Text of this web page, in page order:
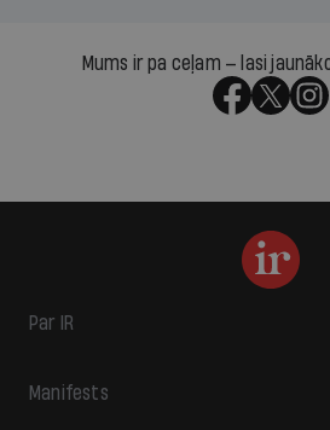
Mums ir pa ceļam — lasi
Par IR
Manifests